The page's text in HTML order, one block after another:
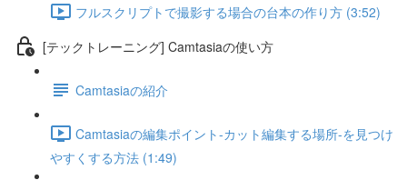
フルスクリプトで撮影する場合の台本の作り方 (3:52)
[テックトレーニング] Camtasiaの使い方
Camtasiaの紹介
Camtasiaの編集ポイント-カット編集する場所-を見つけ
やすくする方法 (1:49)